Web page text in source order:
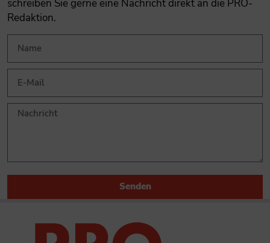
schreiben Sie gerne eine Nachricht direkt an die PRO-
Redaktion.
Senden